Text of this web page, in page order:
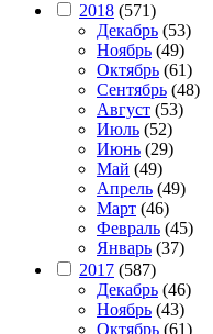
2018 (571)
Декабрь (53)
Ноябрь (49)
Октябрь (61)
Сентябрь (48)
Август (53)
Июль (52)
Июнь (29)
Май (49)
Апрель (49)
Март (46)
Февраль (45)
Январь (37)
2017 (587)
Декабрь (46)
Ноябрь (43)
Октябрь (61)